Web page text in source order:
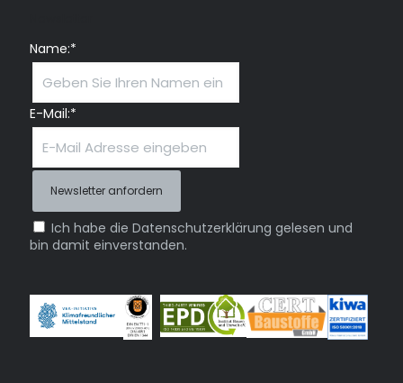
Name:*
E-Mail:*
Ich habe die Datenschutzerklärung gelesen und
bin damit einverstanden.